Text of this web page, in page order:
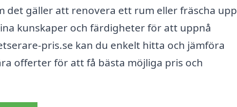
det gäller att renovera ett rum eller fräscha upp
kunskaper och färdigheter för att uppnå
pris.se kan du enkelt hitta och jämföra
offerter för att få bästa möjliga pris och